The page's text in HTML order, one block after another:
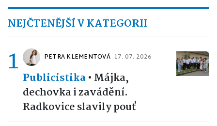
NEJČTENĚJŠÍ V KATEGORII
1 PETRA KLEMENTOVÁ 17. 07. 2026
Publicistika• Májka,
dechovka i zavádění.
Radkovice slavily pouť